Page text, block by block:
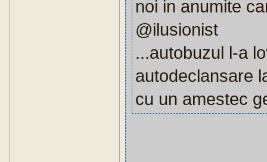
noi in anumite
@ilusionist
...autobuzul l-a
autodeclansare
cu un amestec